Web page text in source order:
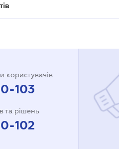
користувачів
103
та рішень
102